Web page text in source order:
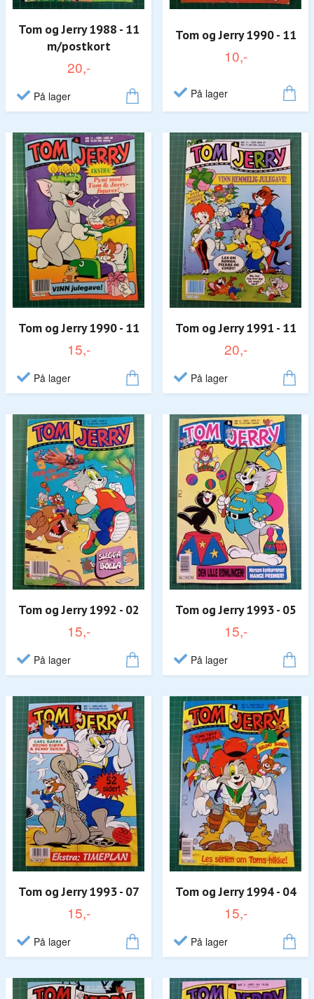
Tom og Jerry 1988 - 11
m/postkort
20,-
På lager
Tom og Jerry 1990 - 11
10,-
På lager
Tom og Jerry 1990 - 11
15,-
På lager
Tom og Jerry 1991 - 11
20,-
På lager
Tom og Jerry 1992 - 02
15,-
På lager
Tom og Jerry 1993 - 05
15,-
På lager
Tom og Jerry 1993 - 07
15,-
På lager
Tom og Jerry 1994 - 04
15,-
På lager